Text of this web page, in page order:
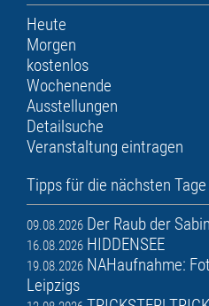
Heute
Morgen
kostenlos
Wochenende
Ausstellungen
Detailsuche
Veranstaltung eintragen
Tipps für die nächsten Tage
09.08.2026 Der Raub der
16.08.2026 HIDDENSEE
19.08.2026 NAHaufnahme:
Leipzigs